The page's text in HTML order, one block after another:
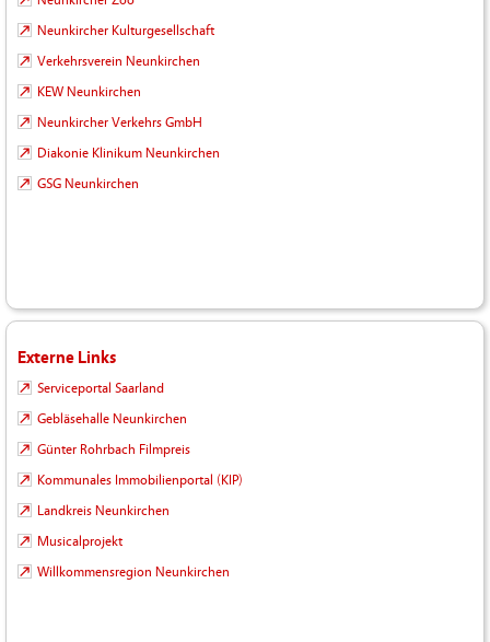
Neunkircher Kulturgesellschaft
Verkehrsverein Neunkirchen
KEW Neunkirchen
Neunkircher Verkehrs GmbH
Diakonie Klinikum Neunkirchen
GSG Neunkirchen
Externe Links
Serviceportal Saarland
Gebläsehalle Neunkirchen
Günter Rohrbach Filmpreis
Kommunales Immobilienportal (KIP)
Landkreis Neunkirchen
Musicalprojekt
Willkommensregion Neunkirchen